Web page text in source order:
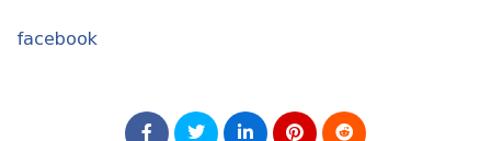
facebook